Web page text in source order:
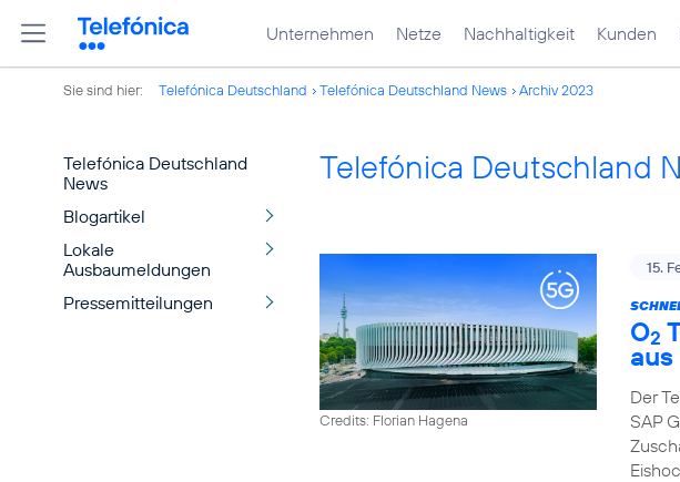
Unternehmen Netze Nachhaltigkeit Kunden
Sie sind hier: Telefónica Deutschland Telefónica Deutschland News Archiv 2023
Telefónica Deutschland
News
Blogartikel
Lokale
Ausbaumeldungen
Pressemitteilungen
Telefónica Deutschland
Credits: Florian Hagena
15.
O2
aus
Der
SAP